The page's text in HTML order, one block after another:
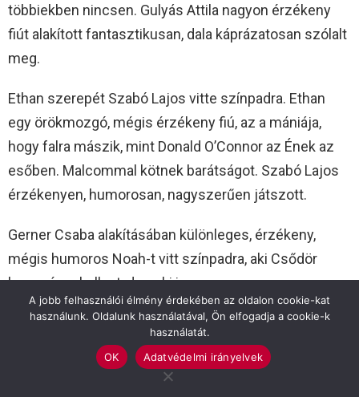
többiekben nincsen. Gulyás Attila nagyon érzékeny
fiút alakított fantasztikusan, dala káprázatosan szólalt
meg.
Ethan szerepét Szabó Lajos vitte színpadra. Ethan
egy örökmozgó, mégis érzékeny fiú, az a mániája,
hogy falra mászik, mint Donald O’Connor az Ének az
esőben. Malcommal kötnek barátságot. Szabó Lajos
érzékenyen, humorosan, nagyszerűen játszott.
Gerner Csaba alakításában különleges, érzékeny,
mégis humoros Noah-t vitt színpadra, aki Csődör
becenévre hallgat, de neki is megvan a maga
története, Gerner Csaba nagyszerű színészi alakítása
mellett hangjával is elbűvölte a közönséget.
Csonka Dóra alakította Jerry volt feleségét, Pam-et,
A jobb felhasználói élmény érdekében az oldalon cookie-kat
használunk. Oldalunk használatával, Ön elfogadja a cookie-k
használatát.
OK
Adatvédelmi irányelvek